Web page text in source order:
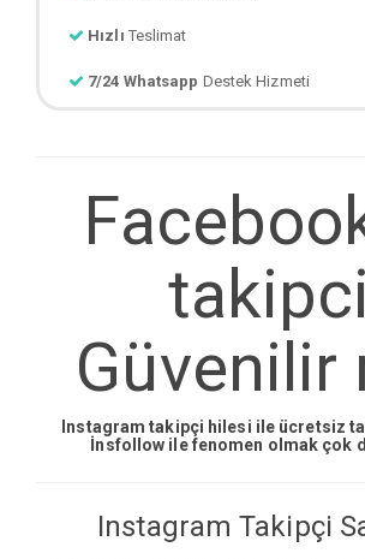
Hızlı Teslimat
7/24 Whatsapp Destek
takipci
Güvenilir
Instagram takipçi hilesi ile ücretsiz
İnsfollow ile fenomen olmak çok
Instagram Takipçi